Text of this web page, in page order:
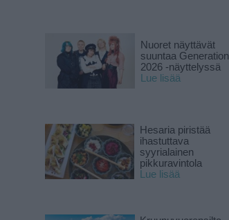
Nuoret näyttävät
suuntaa Generation
2026 -näyttelyssä
Lue lisää
Hesaria piristää
ihastuttava
syyrialainen
pikkuravintola
Lue lisää